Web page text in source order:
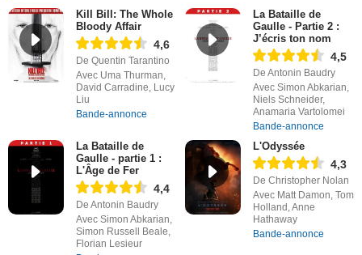
Kill Bill: The Whole
Bloody Affair
4,6
De Quentin Tarantino
Avec Uma Thurman,
David Carradine, Lucy
Liu
Bande-annonce
La Bataille de
Gaulle - Partie 2 :
J’écris ton nom
4,5
De Antonin Baudry
Avec Simon Abkarian,
Niels Schneider,
Anamaria Vartolomei
Bande-annonce
La Bataille de
Gaulle - partie 1 :
L'Âge de Fer
4,4
De Antonin Baudry
Avec Simon Abkarian,
Simon Russell Beale,
Florian Lesieur
L'Odyssée
4,3
De Christopher Nolan
Avec Matt Damon, Tom
Holland, Anne
Hathaway
Bande-annonce